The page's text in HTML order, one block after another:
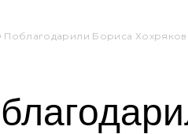
Поблагодарили Бориса